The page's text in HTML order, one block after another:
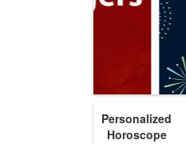
Personalized
Horoscope